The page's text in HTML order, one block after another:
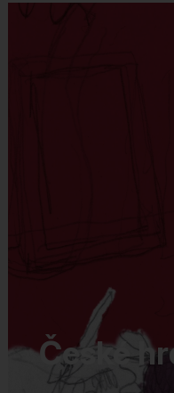
České